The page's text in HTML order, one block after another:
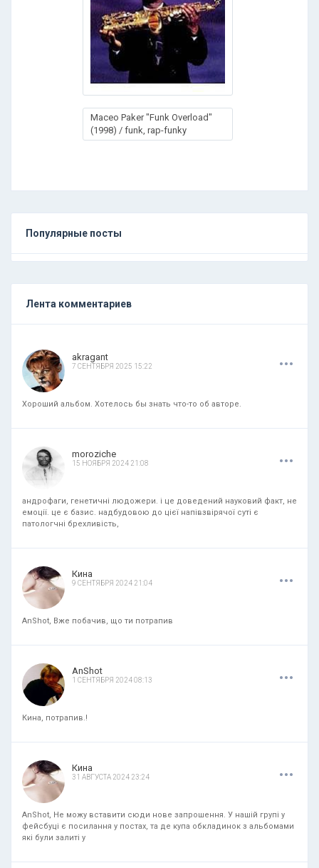
Maceo Paker "Funk Overload"
(1998) / funk, rap-funky
Популярные посты
Лента комментариев
akragant
7 СЕНТЯБРЯ 2025 15:22 ...
Хороший альбом. Хотелось бы знать что-то об авторе.
moroziche
15 НОЯБРЯ 2024 21:08 ...
андрофаги, генетичні людожери. і це доведений науковий факт, не
емоції. це є базис. надбудовою до цієї напівзвірячої суті є
патологчні брехливість,
Кина
9 СЕНТЯБРЯ 2024 21:04 ...
AnShot, Вже побачив, що ти потрапив
AnShot
1 СЕНТЯБРЯ 2024 08:13 ...
Кина, потрапив.!
Кина
31 АВГУСТА 2024 23:24 ...
AnShot, Не можу вставити сюди нове запрошення. У нашій групі у
фейсбуці є посилання у постах, та де купа обкладинок з альбомами
які були залиті у